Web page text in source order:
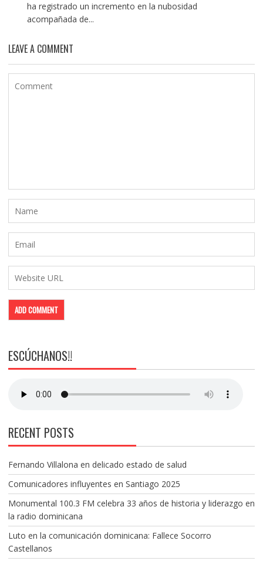
ha registrado un incremento en la nubosidad
acompañada de...
LEAVE A COMMENT
ESCÚCHANOS!!
RECENT POSTS
Fernando Villalona en delicado estado de salud
Comunicadores influyentes en Santiago 2025
Monumental 100.3 FM celebra 33 años de historia y liderazgo en
la radio dominicana
Luto en la comunicación dominicana: Fallece Socorro
Castellanos